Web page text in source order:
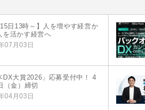
15日13時～】人を増やす経営か
を活かす経営へ
07月03日
DX大賞2026」応募受付中！ 4
（金）締切
04月03日